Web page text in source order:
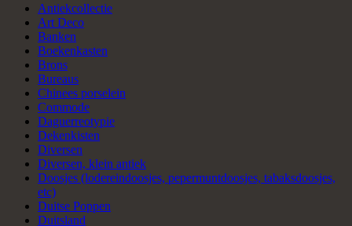
Antiekcollectie
Art Deco
Banken
Boekenkasten
Brons
Bureaus
Chinees porselein
Commode
Daguerreotypie
Dekenkisten
Diversen
Diversen, klein antiek
Doosjes (lodereindoosjes, pepermuntdoosjes, tabaksdoosjes,
etc)
Duitse Poppen
Duitsland